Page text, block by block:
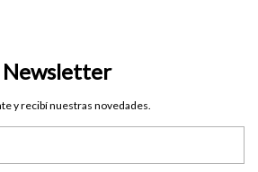
Newsletter
y recibí nuestras novedades.